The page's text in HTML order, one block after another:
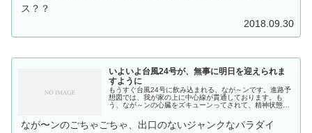
ス？？
2018.09.30
いよいよ台風24号が、無事に明日を迎えられま
すように
もうすぐ台風24号に飲み込まれる、なが～ンです。進路予
想図では、我が家の上に中心線が貫通しております。も
う、なが～ンの心臓をズキューンってされて、精神状態が
で室内は暗いまま...事務所はもともと車が飛び込んできた
ときの対策で飛散防止フィルムが貼ってあるのでそのまま
なが〜ンのごちゃごちゃ、出口のないジャンクなパラダイ